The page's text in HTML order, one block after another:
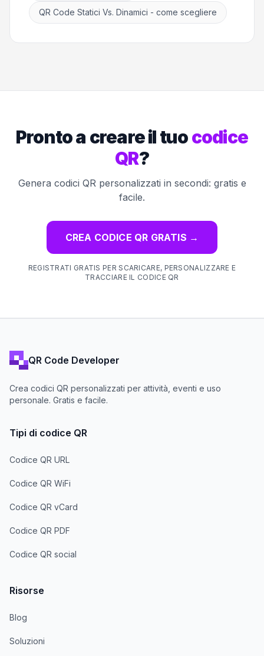
QR Code Statici Vs. Dinamici - come scegliere
Pronto a creare il tuocodice
QR?
Genera codici QR personalizzati in secondi: gratis e
facile.
CREA CODICE QR GRATIS →
REGISTRATI GRATIS PER SCARICARE, PERSONALIZZARE E
TRACCIARE IL CODICE QR
QR Code Developer
Crea codici QR personalizzati per attività, eventi e uso
personale. Gratis e facile.
Tipi di codice QR
Codice QR URL
Codice QR WiFi
Codice QR vCard
Codice QR PDF
Codice QR social
Risorse
Blog
Soluzioni